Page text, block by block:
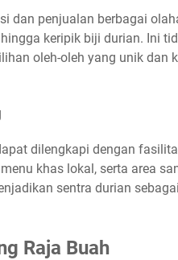
dan penjualan berbagai
keripik biji durian. Ini
oleh-oleh yang unik dan
dilengkapi dengan
khas lokal, serta area
sentra durian
Raja Buah